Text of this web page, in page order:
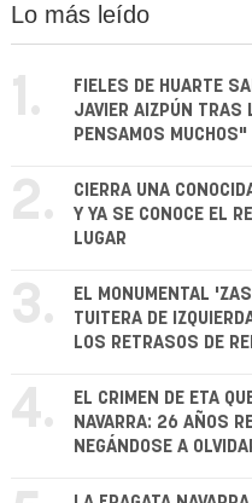
Lo más leído
1.
FIELES DE HUARTE
JAVIER AIZPÚN TRAS
PENSAMOS MUCHOS"
2.
CIERRA UNA
Y YA SE CONOCE EL
LUGAR
3.
EL MONUMENTAL
TUITERA DE
LOS RETRASOS DE
4.
EL CRIMEN DE ETA
NAVARRA: 26 AÑOS
NEGÁNDOSE A